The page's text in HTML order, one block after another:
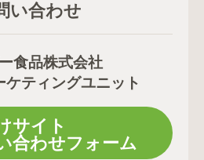
い合わせ
食品株式会社
ケティングユニット
サイト
合わせフォーム